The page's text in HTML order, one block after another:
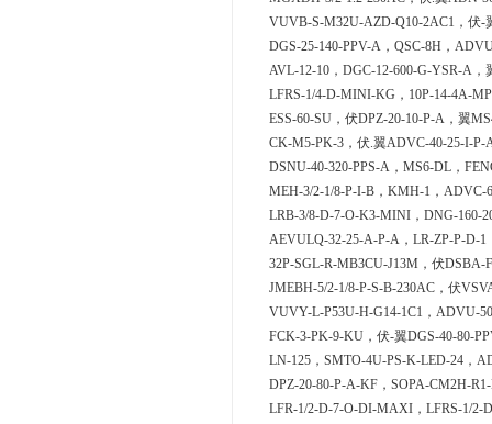
VUVB-S-M32U-AZD-Q10-2AC1，伏-
DGS-25-140-PPV-A，QSC-8H，
AVL-12-10，DGC-12-600-G-YSR-A，
LFRS-1/4-D-MINI-KG，10P-14-4A-
ESS-60-SU，伏DPZ-20-10-P-A，翼
CK-M5-PK-3，伏.翼ADVC-40-25-I-P-
DSNU-40-320-PPS-A，MS6-DL，
MEH-3/2-1/8-P-I-B，KMH-1，ADVC-
LRB-3/8-D-7-O-K3-MINI，DNG-160-
AEVULQ-32-25-A-P-A，LR-ZP-P-D-1
32P-SGL-R-MB3CU-J13M，伏DSBA-
JMEBH-5/2-1/8-P-S-B-230AC，伏
VUVY-L-P53U-H-G14-1C1，ADVU-
FCK-3-PK-9-KU，伏-翼DGS-40-80-
LN-125，SMTO-4U-PS-K-LED-24，
DPZ-20-80-P-A-KF，SOPA-CM2H-
LFR-1/2-D-7-O-DI-MAXI，LFRS-1/2-